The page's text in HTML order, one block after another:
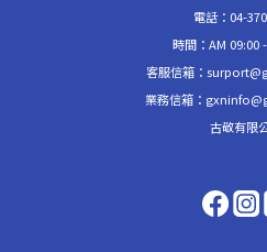
電話：04-
時間：AM 09:00
客服信箱：
業務信箱：
古敬有限